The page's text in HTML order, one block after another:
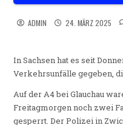
ADMIN 24. MÄRZ 2025
In Sachsen hat es seit
Verkehrsunfälle gegeben,
Auf der A4 bei Glauchau
Freitagmorgen noch zwei
gesperrt. Der Polizei in